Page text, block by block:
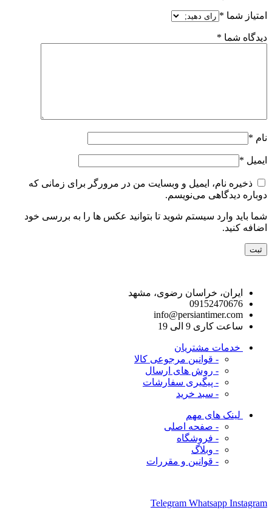
امتیاز شما *
دیدگاه شما *
نام *
ایمیل *
ذخیره نام، ایمیل و وبسایت من در مرورگر برای زمانی که
دوباره دیدگاهی می‌نویسم.
شما باید وارد سیستم شوید تا بتوانید عکس ها را به بررسی خود
اضافه کنید.
ایران، خراسان رضوی، مشهد
09152470676
info@persiantimer.com
ساعت کاری 9 الی 19
خدمات مشتریان
- قوانین مرجوعی کالا
- روش های ارسال
- پیگیری سفارشات
- سبد خرید
لینک های مهم
- صفحه اصلی
- فروشگاه
- وبلاگ
- قوانین و مقررات
Telegram Whatsapp Instagram